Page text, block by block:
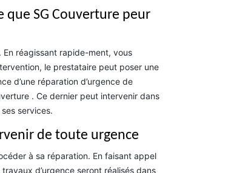
SG Couverture peur
En réagissant rapide-ment, vous
le prestataire peut poser une
d’une réparation d’urgence de
. Ce dernier peut intervenir dans
services.
de toute urgence
à sa réparation. En faisant appel
d’urgence seront réalisés dans